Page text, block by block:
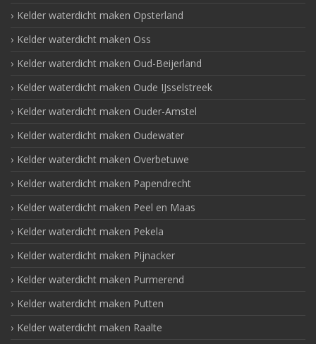
Kelder waterdicht maken Opsterland
Kelder waterdicht maken Oss
Kelder waterdicht maken Oud-Beijerland
Kelder waterdicht maken Oude IJsselstreek
Kelder waterdicht maken Ouder-Amstel
Kelder waterdicht maken Oudewater
Kelder waterdicht maken Overbetuwe
Kelder waterdicht maken Papendrecht
Kelder waterdicht maken Peel en Maas
Kelder waterdicht maken Pekela
Kelder waterdicht maken Pijnacker
Kelder waterdicht maken Purmerend
Kelder waterdicht maken Putten
Kelder waterdicht maken Raalte